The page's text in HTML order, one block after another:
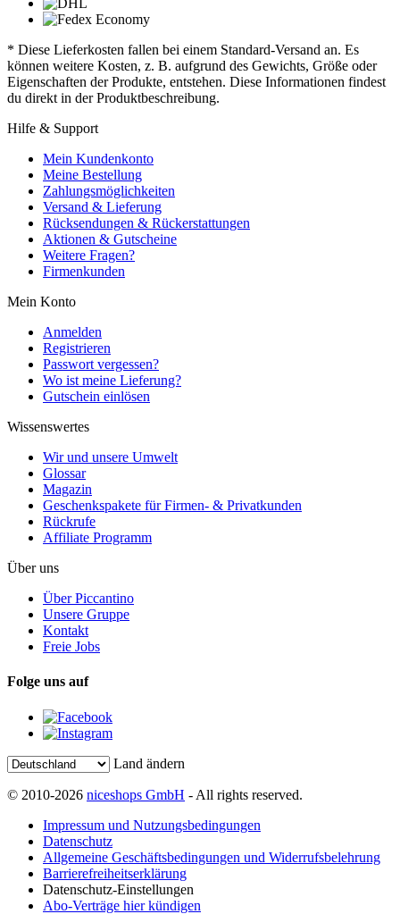
* Diese Lieferkosten fallen bei einem Standard-Versand an. Es
können weitere Kosten, z. B. aufgrund des Gewichts, Größe oder
Eigenschaften der Produkte, entstehen. Diese Informationen findest
du direkt in der Produktbeschreibung.
Hilfe & Support
Mein Kundenkonto
Meine Bestellung
Zahlungsmöglichkeiten
Versand & Lieferung
Rücksendungen & Rückerstattungen
Aktionen & Gutscheine
Weitere Fragen?
Firmenkunden
Mein Konto
Anmelden
Registrieren
Passwort vergessen?
Wo ist meine Lieferung?
Gutschein einlösen
Wissenswertes
Wir und unsere Umwelt
Glossar
Magazin
Geschenkspakete für Firmen- & Privatkunden
Rückrufe
Affiliate Programm
Über uns
Über Piccantino
Unsere Gruppe
Kontakt
Freie Jobs
Folge uns auf
Land ändern
© 2010-2026 niceshops GmbH - All rights reserved.
Impressum und Nutzungsbedingungen
Datenschutz
Allgemeine Geschäftsbedingungen und Widerrufsbelehrung
Barrierefreiheitserklärung
Datenschutz-Einstellungen
Abo-Verträge hier kündigen